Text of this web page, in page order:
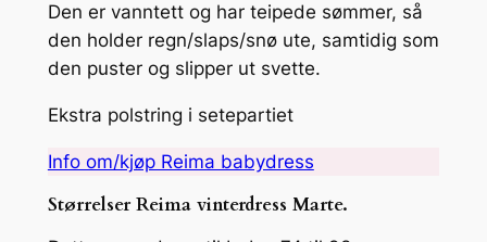
Den er vanntett og har teipede sømmer, så
den holder regn/slaps/snø ute, samtidig som
den puster og slipper ut svette.
Ekstra polstring i setepartiet
Info om/kjøp Reima babydress
Størrelser Reima vinterdress Marte.